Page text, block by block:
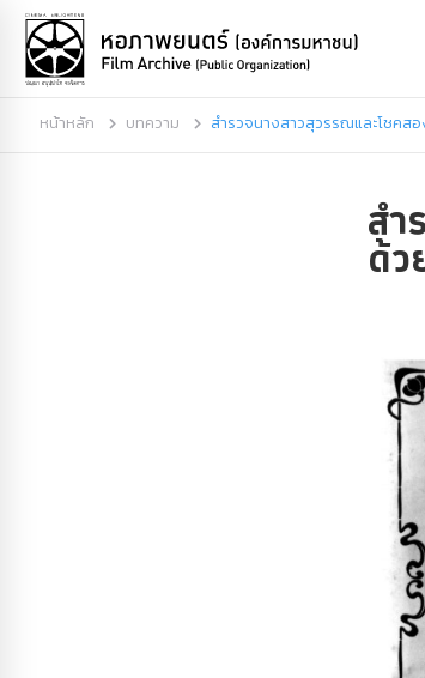
หน้าหลัก บทความ สำรวจนางสาวสุวรรณและโชคส
สำ
ด้ว